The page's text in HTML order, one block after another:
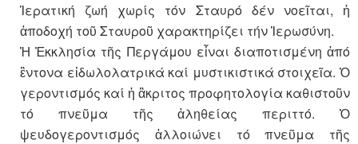
Ἱερατική ζωή χωρίς τόν Σταυρό δέν νοεῖται, ἡ
ἀποδοχή τοῦ Σταυροῦ χαρακτηρίζει τήν Ἱερωσύνη.
Ἡ Ἐκκλησία τῆς Περγάμου εἶναι διαποτισμένη ἀπό
ἒντονα εἰδωλολατρικά καί μυστικιστικά στοιχεῖα. Ὁ
γεροντισμός καί ἠ ἂκριτος προφητολογία καθιστοῦν
τό πνεῦμα τῆς ἀληθείας περιττό. Ὁ
ψευδογεροντισμός ἀλλοιώνει τό πνεῦμα τῆς